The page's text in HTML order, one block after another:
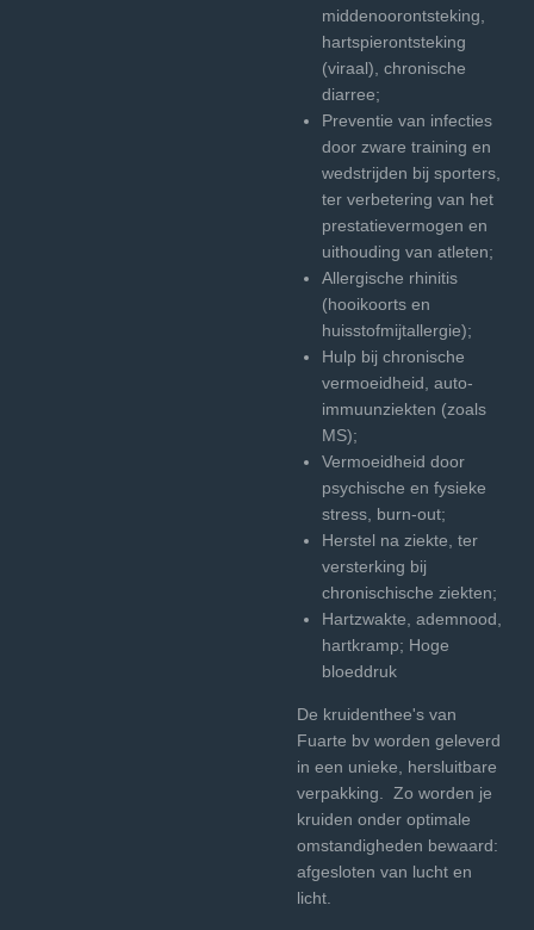
middenoorontsteking,
hartspierontsteking
(viraal), chronische
diarree;
Preventie van infecties
door zware training en
wedstrijden bij sporters,
ter verbetering van het
prestatievermogen en
uithouding van atleten;
Allergische rhinitis
(hooikoorts en
huisstofmijtallergie);
Hulp bij chronische
vermoeidheid, auto-
immuunziekten (zoals
MS);
Vermoeidheid door
psychische en fysieke
stress, burn-out;
Herstel na ziekte, ter
versterking bij
chronischische ziekten;
Hartzwakte, ademnood,
hartkramp; Hoge
bloeddruk
De kruidenthee's van
Fuarte bv worden geleverd
in een unieke, hersluitbare
verpakking. Zo worden je
kruiden onder optimale
omstandigheden bewaard:
afgesloten van lucht en
licht.